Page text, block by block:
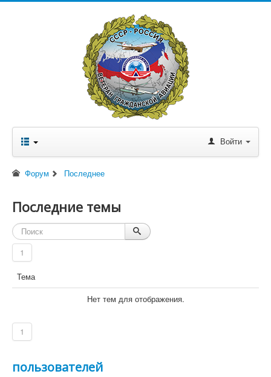
Войти
Форум Последнее
Последние темы
1
Тема
Нет тем для отображения.
1
пользователей